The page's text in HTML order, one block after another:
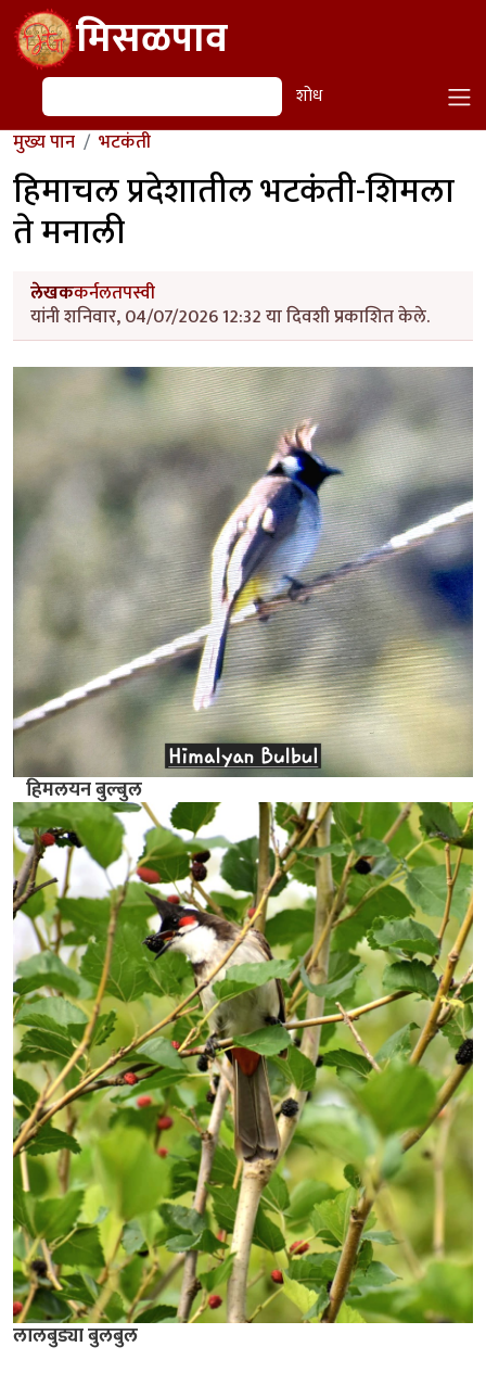
Skip to main contentमिसळपाव
शोध शोध
मुख्य पान भटकंती
हिमाचल प्रदेशातील भटकंती-शिमला
ते मनाली
लेखककर्नलतपस्वी
यांनी शनिवार, 04/07/2026 12:32 या दिवशी प्रकाशित केले.
हिमलयन बुल्बुल
लालबुड्या बुलबुल